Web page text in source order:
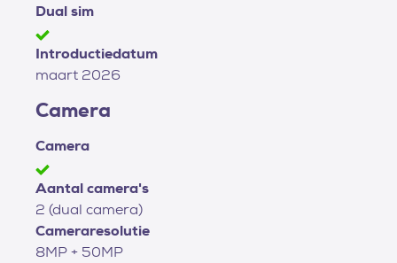
Dual sim
Introductiedatum
maart 2026
Camera
Camera
Aantal camera's
2 (dual camera)
Cameraresolutie
8MP + 50MP